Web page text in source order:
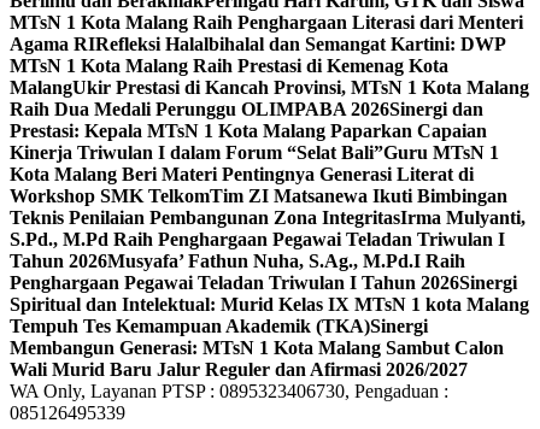
MTsN 1 Kota Malang Raih Penghargaan Literasi dari Menteri
Agama RIRefleksi Halalbihalal dan Semangat Kartini: DWP
MTsN 1 Kota Malang Raih Prestasi di Kemenag Kota
MalangUkir Prestasi di Kancah Provinsi, MTsN 1 Kota Malang
Raih Dua Medali Perunggu OLIMPABA 2026Sinergi dan
Prestasi: Kepala MTsN 1 Kota Malang Paparkan Capaian
Kinerja Triwulan I dalam Forum “Selat Bali”Guru MTsN 1
Kota Malang Beri Materi Pentingnya Generasi Literat di
Workshop SMK TelkomTim ZI Matsanewa Ikuti Bimbingan
Teknis Penilaian Pembangunan Zona IntegritasIrma Mulyanti,
S.Pd., M.Pd Raih Penghargaan Pegawai Teladan Triwulan I
Tahun 2026Musyafa’ Fathun Nuha, S.Ag., M.Pd.I Raih
Penghargaan Pegawai Teladan Triwulan I Tahun 2026Sinergi
Spiritual dan Intelektual: Murid Kelas IX MTsN 1 kota Malang
Tempuh Tes Kemampuan Akademik (TKA)Sinergi
Membangun Generasi: MTsN 1 Kota Malang Sambut Calon
Wali Murid Baru Jalur Reguler dan Afirmasi 2026/2027
WA Only, Layanan PTSP : 0895323406730, Pengaduan :
085126495339